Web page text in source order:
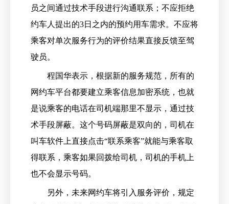
员之间通过技术手段进行沟通联系；不应拒绝
约车人提出的3日之内的预约用车需求。不应将
乘客对单次服务行为的评价结果直接反馈至驾
驶员。
程国华表示，根据新的服务规范，所有的
网约车平台都要建立乘客信息加密系统，也就
是说乘客的电话在司机端那里不显示，通过技
术手段屏蔽。这个号码屏蔽是双向的，司机在
叫车软件上直接点击“联系乘客”就能与乘客取
得联系，乘客如果回拨给司机，司机的手机上
也不会显示号码。
另外，未来网约车将引入服务评价，规定